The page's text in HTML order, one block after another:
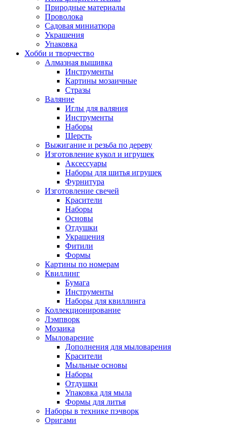
Природные материалы
Проволока
Садовая миниатюра
Украшения
Упаковка
Хобби и творчество
Алмазная вышивка
Инструменты
Картины мозаичные
Стразы
Валяние
Иглы для валяния
Инструменты
Наборы
Шерсть
Выжигание и резьба по дереву
Изготовление кукол и игрушек
Аксессуары
Наборы для шитья игрушек
Фурнитура
Изготовление свечей
Красители
Наборы
Основы
Отдушки
Украшения
Фитили
Формы
Картины по номерам
Квиллинг
Бумага
Инструменты
Наборы для квиллинга
Коллекционирование
Лэмпворк
Мозаика
Мыловарение
Дополнения для мыловарения
Красители
Мыльные основы
Наборы
Отдушки
Упаковка для мыла
Формы для литья
Наборы в технике пэчворк
Оригами